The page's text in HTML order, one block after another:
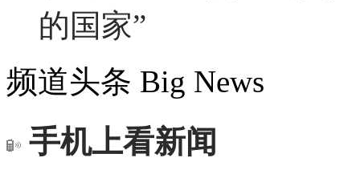
的国家”
频道头条 Big News
手机上看新闻